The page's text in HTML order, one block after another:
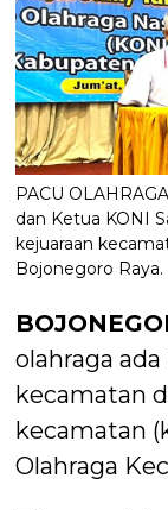
PACU
dan Ketua KONI
kejuaraan
Bojonegoro Raya.
olahraga
kecamatan
kecamatan
Olahraga